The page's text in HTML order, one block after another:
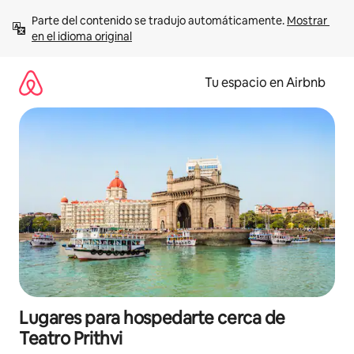
contenido
Parte del contenido se tradujo automáticamente. Mostrar
en el idioma original
Tu espacio en Airbnb
Lugares para hospedarte cerca de
Teatro Prithvi